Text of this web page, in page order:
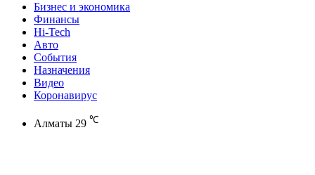
Бизнес и экономика
Финансы
Hi-Tech
Авто
События
Назначения
Видео
Коронавирус
Алматы 29 ℃